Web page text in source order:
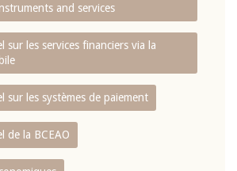
and services
sur les services financiers via la
sur les systèmes de paiement
de la BCEAO